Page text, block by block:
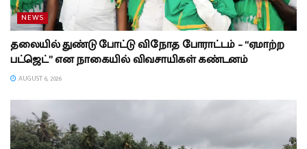
NEWS
தலையில் துண்டு போட்டு விநோத போராட்டம் – “ஏமாற்ற
பட்ஜெட்” என நாகையில் விவசாயிகள் கண்டனம்
AUGUST 6, 2026